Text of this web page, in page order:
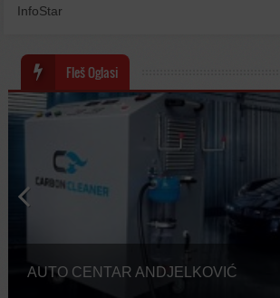
InfoStar
Fleš Oglasi
AUTO CENTAR ANDJELKOVIĆ